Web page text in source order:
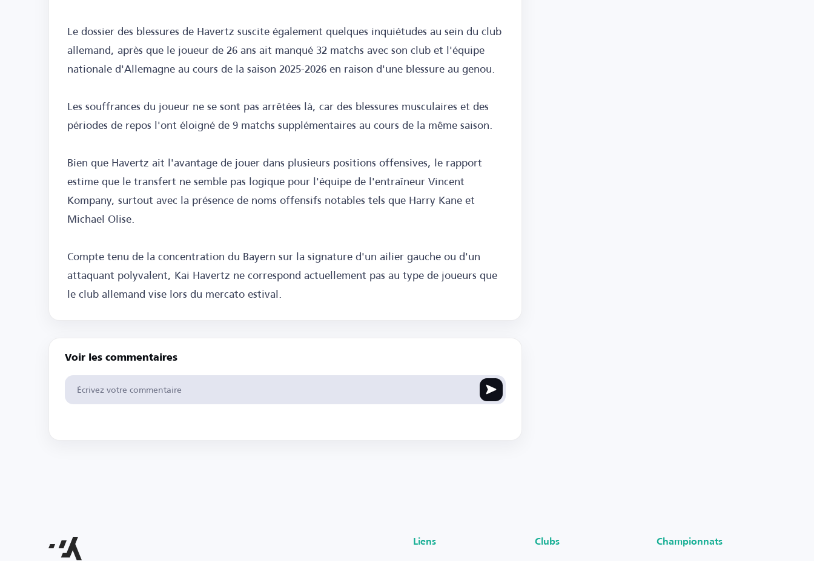
Le dossier des blessures de Havertz suscite également quelques inquiétudes au sein du club
allemand, après que le joueur de 26 ans ait manqué 32 matchs avec son club et l'équipe
nationale d'Allemagne au cours de la saison 2025-2026 en raison d'une blessure au genou.
Les souffrances du joueur ne se sont pas arrêtées là, car des blessures musculaires et des
périodes de repos l'ont éloigné de 9 matchs supplémentaires au cours de la même saison.
Bien que Havertz ait l'avantage de jouer dans plusieurs positions offensives, le rapport
estime que le transfert ne semble pas logique pour l'équipe de l'entraîneur Vincent
Kompany, surtout avec la présence de noms offensifs notables tels que Harry Kane et
Michael Olise.
Compte tenu de la concentration du Bayern sur la signature d'un ailier gauche ou d'un
attaquant polyvalent, Kai Havertz ne correspond actuellement pas au type de joueurs que
le club allemand vise lors du mercato estival.
Voir les commentaires
Liens Clubs Championnats